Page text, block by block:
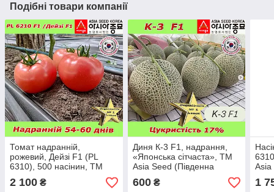
Подібні товари компанії
Томат надранній,
рожевий, Дейзі F1 (PL
6310), 500 насінин, ТМ
Asia Seed (Південна
Корея)
2 100 ₴
Диня К-3 F1, надрання,
«Японська сітчаста», ТМ
Asia Seed (Південна
Корея)
600₴
Asia
1